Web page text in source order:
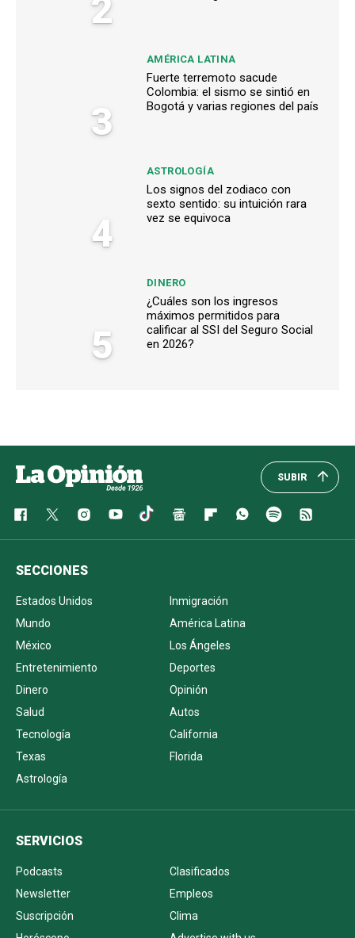
2
3
AMÉRICA LATINA
Fuerte terremoto sacude
Colombia: el sismo se sintió en
Bogotá y varias regiones del país
4
ASTROLOGÍA
Los signos del zodiaco con
sexto sentido: su intuición rara
vez se equivoca
5
DINERO
¿Cuáles son los ingresos
máximos permitidos para
calificar al SSI del Seguro Social
en 2026?
SUBIR
SECCIONES
Estados Unidos
Inmigración
Mundo
América Latina
México
Los Ángeles
Entretenimiento
Deportes
Dinero
Opinión
Salud
Autos
Tecnología
California
Texas
Florida
Astrología
SERVICIOS
Podcasts
Clasificados
Newsletter
Empleos
Suscripción
Clima